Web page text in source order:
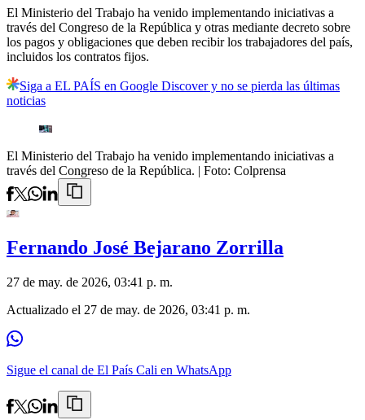
El Ministerio del Trabajo ha venido implementando iniciativas a
través del Congreso de la República y otras mediante decreto sobre
los pagos y obligaciones que deben recibir los trabajadores del país,
incluidos los contratos fijos.
Siga a EL PAÍS en Google Discover y no se pierda las últimas
noticias
El Ministerio del Trabajo ha venido implementando iniciativas a
través del Congreso de la República. | Foto: Colprensa
Fernando José Bejarano Zorrilla
27 de may. de 2026, 03:41 p. m.
Actualizado el 27 de may. de 2026, 03:41 p. m.
Sigue el canal de El País Cali en WhatsApp